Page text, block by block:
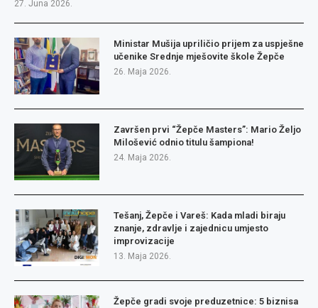
27. Juna 2026.
Ministar Mušija upriličio prijem za uspješne
učenike Srednje mješovite škole Žepče
26. Maja 2026.
Završen prvi “Žepče Masters”: Mario Željo
Milošević odnio titulu šampiona!
24. Maja 2026.
Tešanj, Žepče i Vareš: Kada mladi biraju
znanje, zdravlje i zajednicu umjesto
improvizacije
13. Maja 2026.
Žepče gradi svoje preduzetnice: 5 biznisa